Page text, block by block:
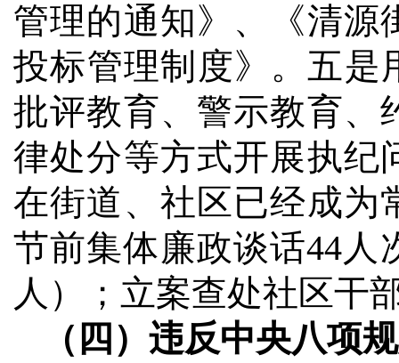
管理的通知》、《清源
投标管理制度》。五是
批评教育、警示教育、
律处分等方式开展执纪
在街道、社区已经成为
节前集体廉政谈话44人
人）；立案查处社区干
（四）违反中央八项